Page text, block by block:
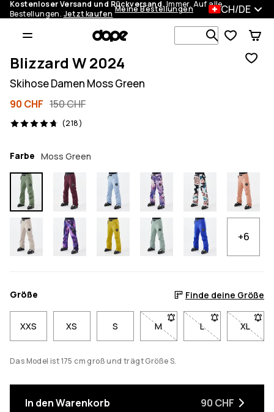
Kostenloser Versand und Rückversand.Immer. Auf alle
Bestellungen. Jetzt kaufen Meine Bestellungen CH/DE
Blizzard W 2024
Skihose Damen Moss Green
90 CHF 150 CHF
(218)
218 Reviews, 4.7/5
Farbe Moss Green
+6
Größe Finde deine Größe
XXS XS S M- Größe M nicht verfügbar.
L- Größe L nicht
XL
-
Das Model ist 175 cm groß und trägt Größe S.
In den Warenkorb 90 CHF